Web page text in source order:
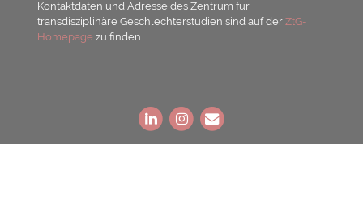
Kontaktdaten und Adresse des Zentrum für
transdisziplinäre Geschlechterstudien sind auf derZtG-
Homepagezu finden.